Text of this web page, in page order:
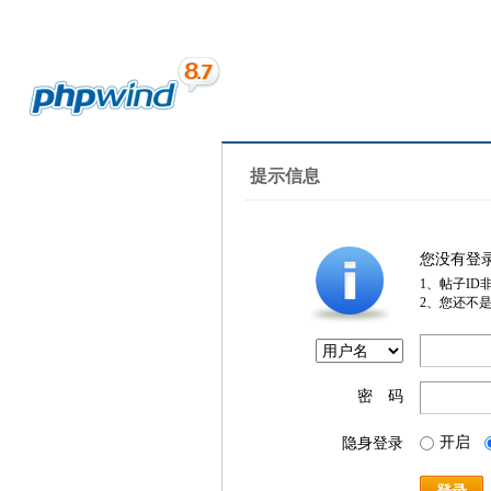
提示信息
您没有登
1、帖子ID
2、您还不
密 码
隐身登录 开启